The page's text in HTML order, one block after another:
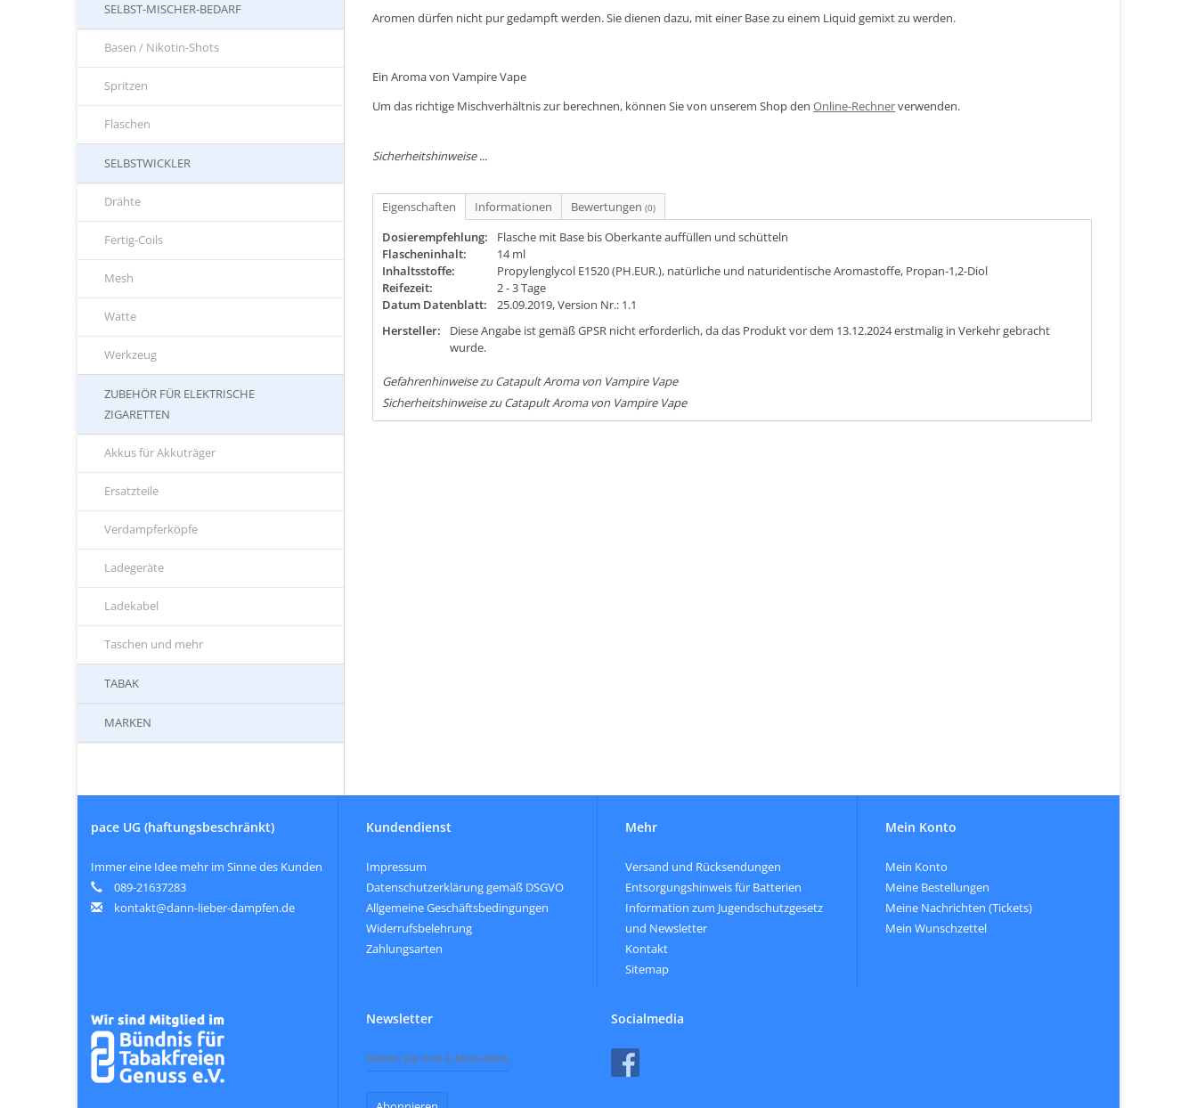
SELBST-MISCHER-BEDARF
Basen / Nikotin-Shots
Spritzen
Flaschen
SELBSTWICKLER
Drähte
Fertig-Coils
Mesh
Watte
Werkzeug
ZUBEHÖR FÜR ELEKTRISCHE
ZIGARETTEN
Akkus für Akkuträger
Ersatzteile
Verdampferköpfe
Ladegeräte
Ladekabel
Taschen und mehr
TABAK
MARKEN
Aromen dürfen nicht pur gedampft werden. Sie dienen dazu, mit einer Base zu einem Liquid gemixt zu werden.
Ein Aroma von Vampire Vape
Um das richtige Mischverhältnis zur berechnen, können Sie von unserem Shop den Online-Rechnerverwenden.
Sicherheitshinweise ...
Eigenschaften Informationen Bewertungen (0)
Dosierempfehlung:
Flasche mit Base bis Oberkante auffüllen und schütteln
Flascheninhalt:
14 ml
Inhaltsstoffe:
Propylenglycol E1520 (PH.EUR.), natürliche und naturidentische Aromastoffe, Propan-1,2-Diol
Reifezeit:
2 - 3 Tage
Datum Datenblatt:
25.09.2019, Version Nr.: 1.1
Hersteller:
Diese Angabe ist gemäß GPSR nicht erforderlich, da das Produkt vor dem 13.12.2024 erstmalig in Verkehr gebracht
wurde.
Gefahrenhinweise zu Catapult Aroma von Vampire Vape
Sicherheitshinweise zu Catapult Aroma von Vampire Vape
pace UG (haftungsbeschränkt)
Immer eine Idee mehr im Sinne des Kunden
089-21637283
kontakt@dann-lieber-dampfen.de
Kundendienst
Impressum
Datenschutzerklärung gemäß DSGVO
Allgemeine Geschäftsbedingungen
Widerrufsbelehrung
Zahlungsarten
Mehr
Versand und Rücksendungen
Entsorgungshinweis für Batterien
Information zum Jugendschutzgesetz
und Newsletter
Kontakt
Sitemap
Mein Konto
Mein Konto
Meine Bestellungen
Meine Nachrichten (Tickets)
Mein Wunschzettel
Newsletter Socialmedia